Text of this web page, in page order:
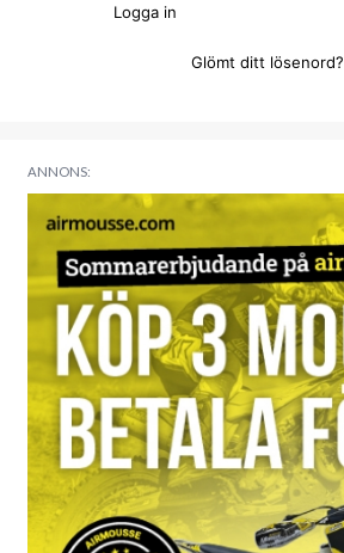
Logga in
Glömt ditt lösenord?
ANNONS: